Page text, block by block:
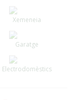
Xemeneia
Garatge
Electrodomèstics